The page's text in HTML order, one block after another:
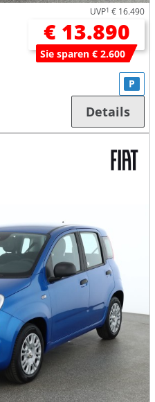
UVP1 € 16.490
€ 13.890
Sie sparen € 2.600
P
Details